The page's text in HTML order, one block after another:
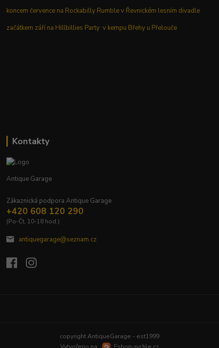
koncem července na Rockabilly Rumble v Řevnickém lesním divadle
začátkem září na Hillbillies Party v kempu Břehy u Přelouče
Kontakty
Antique Garage
Zákaznická podpora Antique Garage
+420 608 120 290
(Po-Čt, 10-18 hod.)
antiquegarage@seznam.cz
copyright AntiqueGarage - est1999
Vytvořeno na
Eshop-rychle.cz